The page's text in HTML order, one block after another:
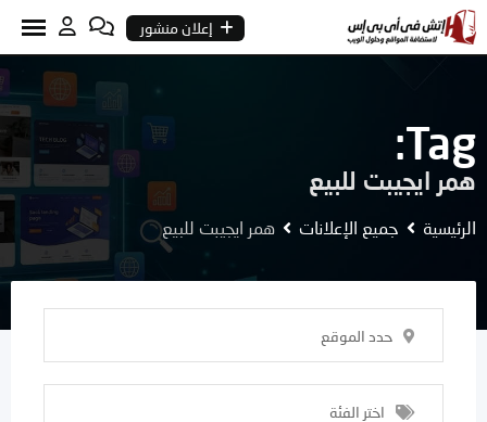
Skip
to
إعلان منشور
Tag:
همر ايجيبت للبيع
الرئيسية جميع الإعلانات همر ايجيبت للبيع
حدد الموقع
اختر الفئة